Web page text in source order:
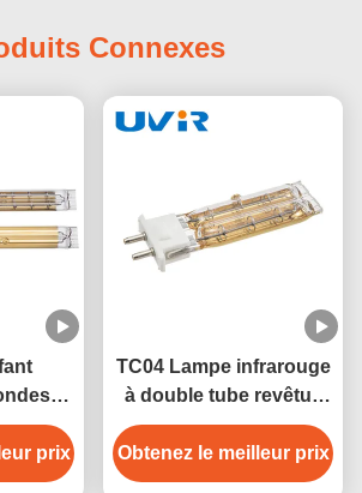
Connexes
de
prix
TC04 Lampe infrarouge
à double tube revêtue
d'or 450W 230V
Obtenez le meilleur prix